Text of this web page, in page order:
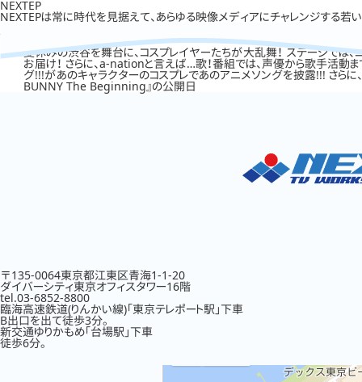
NEXTEP
NEXTEPは常に時代を見据えて、あらゆる映像メディアにチャレンジする若
夏休みの渋谷を舞台に、コスプレイヤーたちが大乱舞！ ステージでは、
お届け！ さらに、a-nationと言えば…歌！番組では、声優から歌手活動
グ!!!があのキャラクターのコスプレであのアニメソングを披露!!! さらに
BUNNY The Beginning』の公開日
〒135-0064東京都江東区青海1-1-20
ダイバーシティ東京オフィスタワー16階
tel.03-6852-8800
臨海高速鉄道(りんかい線)「東京テレポート駅」下車
B出口を出て徒歩3分。
新交通ゆりかもめ「台場駅」下車
徒歩6分。